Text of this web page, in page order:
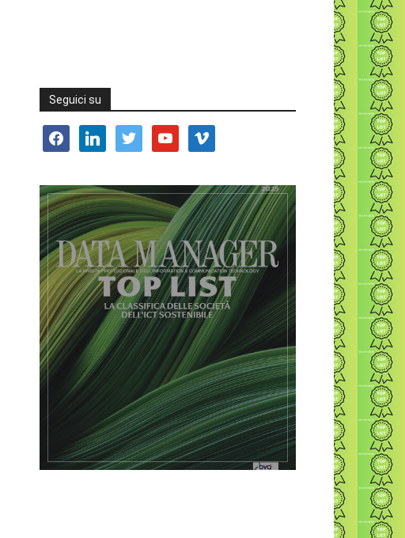
Seguici su
facebooklinkedin twitter youtube vimeo